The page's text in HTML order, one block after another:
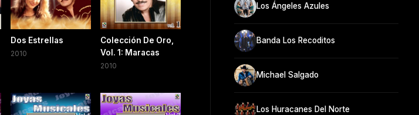
Dos Estrellas
2010
Colección De Oro,
Vol. 1: Maracas
2010
Los Ángeles Azules
Banda Los Recoditos
Michael Salgado
Los Huracanes Del Norte